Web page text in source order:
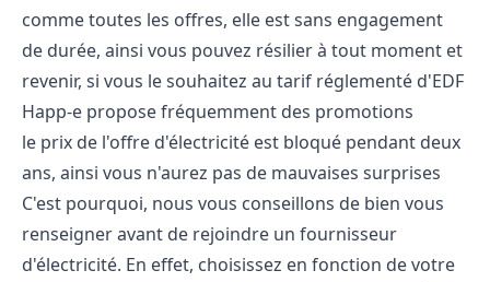
comme toutes les offres, elle est sans engagement
de durée, ainsi vous pouvez résilier à tout moment et
revenir, si vous le souhaitez au tarif réglementé d'EDF
Happ-e propose fréquemment des promotions
le prix de l'offre d'électricité est bloqué pendant deux
ans, ainsi vous n'aurez pas de mauvaises surprises
C'est pourquoi, nous vous conseillons de bien vous
renseigner avant de rejoindre un fournisseur
d'électricité. En effet, choisissez en fonction de votre